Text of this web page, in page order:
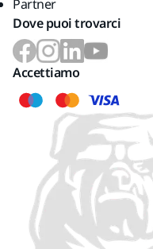
Partner
Dove puoi trovarci
Accettiamo